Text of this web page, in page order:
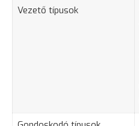
Vezető típusok